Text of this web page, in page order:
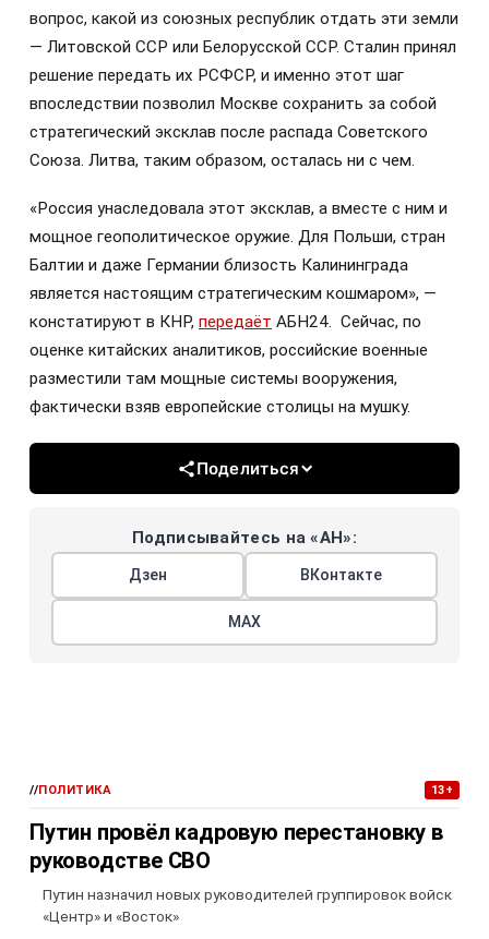
вопрос, какой из союзных республик отдать эти земли
— Литовской ССР или Белорусской ССР. Сталин принял
решение передать их РСФСР, и именно этот шаг
впоследствии позволил Москве сохранить за собой
стратегический эксклав после распада Советского
Союза. Литва, таким образом, осталась ни с чем.
«Россия унаследовала этот эксклав, а вместе с ним и
мощное геополитическое оружие. Для Польши, стран
Балтии и даже Германии близость Калининграда
является настоящим стратегическим кошмаром», —
констатируют в КНР, передаёт АБН24. Сейчас, по
оценке китайских аналитиков, российские военные
разместили там мощные системы вооружения,
фактически взяв европейские столицы на мушку.
Поделиться
Подписывайтесь на «АН»:
Дзен ВКонтакте
МАХ
//ПОЛИТИКА 13+
Путин провёл кадровую перестановку в
руководстве СВО
Путин назначил новых руководителей группировок войск
«Центр» и «Восток»